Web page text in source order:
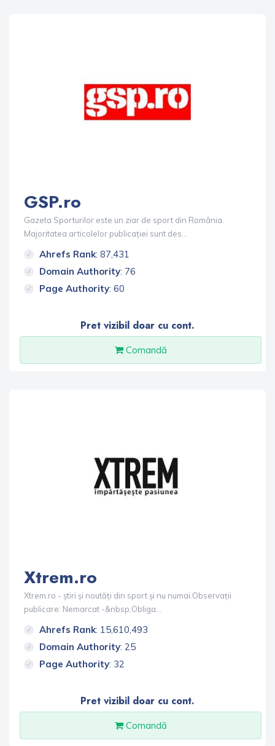
GSP.ro
Gazeta Sporturilor este un ziar de sport din România.
Majoritatea articolelor publicației sunt des...
Ahrefs Rank: 87,431
Domain Authority: 76
Page Authority: 60
Pret vizibil doar cu cont.
Comandă
Xtrem.ro
Xtrem.ro - știri și noutăți din sport și nu numai.Observații
publicare: Nemarcat -&nbsp;Obliga...
Ahrefs Rank: 15,610,493
Domain Authority: 25
Page Authority: 32
Pret vizibil doar cu cont.
Comandă